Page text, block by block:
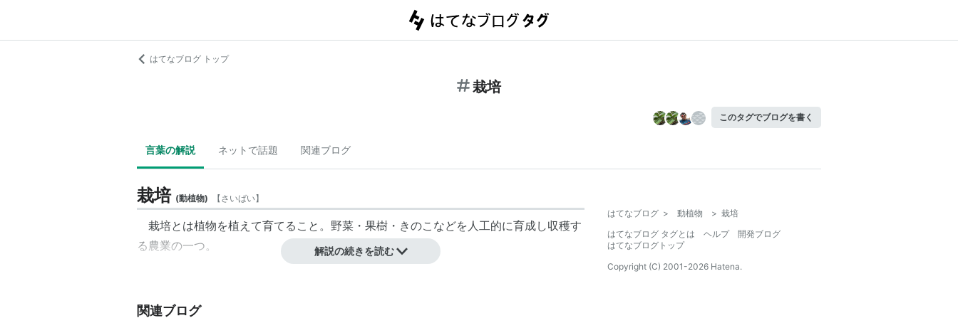
はてなブログ トップ
栽培
このタグでブログを書く
言葉の解説 ネットで話題 関連ブログ
栽培 (動植物) 【さいばい】
栽培とは植物を植えて育てること。野菜・果樹・きのこなどを人工的に育成し収穫す
る農業の一つ。
解説の続きを読む
関連ブログ
はてなブログ > 動植物 > 栽培
はてなブログ タグとは
ヘルプ
開発ブログ
はてなブログトップ
Copyright (C) 2001-2026 Hatena.